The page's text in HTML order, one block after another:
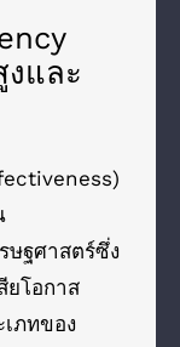
และ
ษฐศาสตร์ซึ่ง
โอกาส
ภทของ